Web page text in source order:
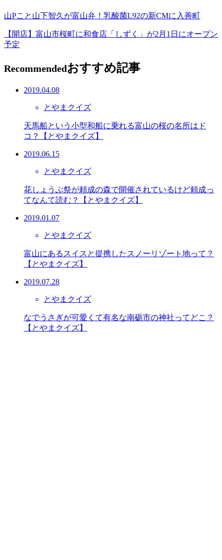
山Pこと山下智久が富山弁！乳酸菌L92の新CMに入善町
【開店】富山市桜町に和食店「しずく」が2月1日にオープン
予定
Recommendedおすすめ記事
2019.04.08
とやまクイズ
天馬船という小型和船に乗れる富山の桜の名所はド
コ？【とやまクイズ】
2019.06.15
とやまクイズ
花しょうぶ祭が頼成の森で開催されているけど頼成っ
てなんて読む？【とやまクイズ】
2019.01.07
とやまクイズ
富山にあるスイスと提携したスノーリゾート地って？
【とやまクイズ】
2019.07.28
とやまクイズ
なでうさぎが可愛くて有名な南砺市の神社ってどこ？
【とやまクイズ】